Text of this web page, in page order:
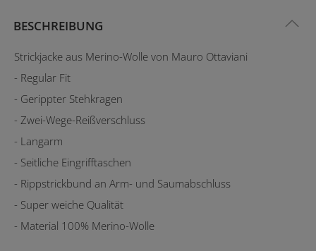
BESCHREIBUNG
Strickjacke aus Merino-Wolle von Mauro Ottaviani
- Regular Fit
- Gerippter Stehkragen
- Zwei-Wege-Reißverschluss
- Langarm
- Seitliche Eingrifftaschen
- Rippstrickbund an Arm- und Saumabschluss
- Super weiche Qualität
- Material 100% Merino-Wolle